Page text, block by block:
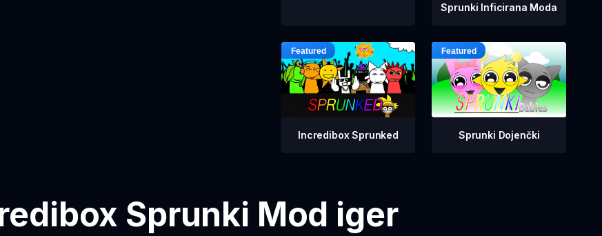
Sprunki Inficirana Moda
Incredibox Sprunked Sprunki Dojenčki
Sprunki Mod iger